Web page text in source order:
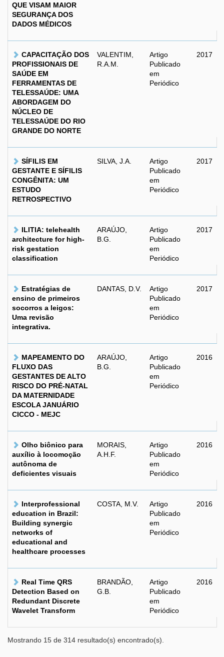
QUE VISAM MAIOR
SEGURANÇA DOS
DADOS MÉDICOS
CAPACITAÇÃO DOS
PROFISSIONAIS DE
SAÚDE EM
FERRAMENTAS DE
TELESSAÚDE: UMA
ABORDAGEM DO
NÚCLEO DE
TELESSAÚDE DO RIO
GRANDE DO NORTE
VALENTIM,
R.A.M.
Artigo
Publicado
em
Periódico
2017
SÍFILIS EM
GESTANTE E SÍFILIS
CONGÊNITA: UM
ESTUDO
RETROSPECTIVO
SILVA, J.A.
Artigo
Publicado
em
Periódico
2017
ILITIA: telehealth
architecture for high-
risk gestation
classification
ARAÚJO,
B.G.
Artigo
Publicado
em
Periódico
2017
Estratégias de
ensino de primeiros
socorros a leigos:
Uma revisão
integrativa.
DANTAS, D.V.
Artigo
Publicado
em
Periódico
2017
MAPEAMENTO DO
FLUXO DAS
GESTANTES DE ALTO
RISCO DO PRÉ-NATAL
DA MATERNIDADE
ESCOLA JANUÁRIO
CICCO - MEJC
ARAÚJO,
B.G.
Artigo
Publicado
em
Periódico
2016
Olho biônico para
auxílio à locomoção
autônoma de
deficientes visuais
MORAIS,
A.H.F.
Artigo
Publicado
em
Periódico
2016
Interprofessional
education in Brazil:
Building synergic
networks of
educational and
healthcare processes
COSTA, M.V.
Artigo
Publicado
em
Periódico
2016
Real Time QRS
Detection Based on
Redundant Discrete
Wavelet Transform
BRANDÃO,
G.B.
Artigo
Publicado
em
Periódico
2016
Mostrando 15 de 314 resultado(s) encontrado(s).